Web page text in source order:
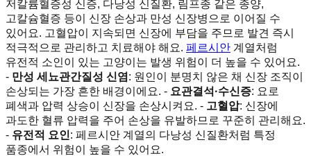
저칼륨혈증성 신증, 다낭성 신질환, 림프종 같은 종양,
고칼슘혈증 등이 신장 손상과 만성 신장병으로 이어질 수
있어요. 고혈압이 지속되면 신장에 부담을 주므로 발견 즉시
적극적으로 관리하고 치료해야 해요. 페르시안 계열처럼
유전적 소인이 있는 고양이는 발생 위험이 더 높을 수 있어요.
- 만성 세뇨관간질성 신염: 원인이 분명치 않은 채 신장 조직이
손상되는 가장 흔한 배경이에요. - 요관결석·수신증: 요로
폐색과 압력 상승이 신장을 손상시켜요. - 고혈압: 신장에
과도한 혈류 압력을 주어 손상을 유발하므로 꾸준히 관리해요.
- 유전적 요인: 페르시안 계열의 다낭성 신질환처럼 특정
품종에서 위험이 높을 수 있어요.